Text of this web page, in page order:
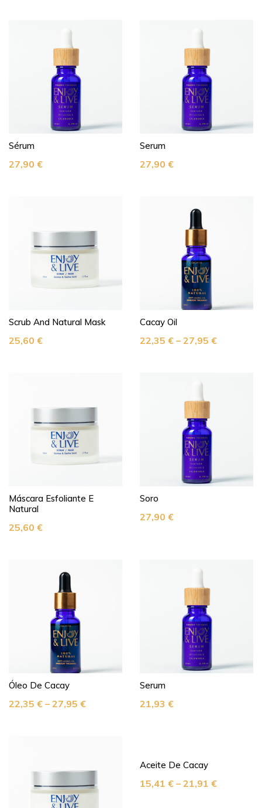
Sérum
27,90 €
Serum
27,90 €
Scrub And Natural Mask
25,60 €
Cacay Oil
22,35 € – 27,95 €
Máscara Esfoliante E
Natural
25,60 €
Soro
27,90 €
Óleo De Cacay
22,35 € – 27,95 €
Serum
21,93 €
Aceite De Cacay
15,41 € – 21,91 €